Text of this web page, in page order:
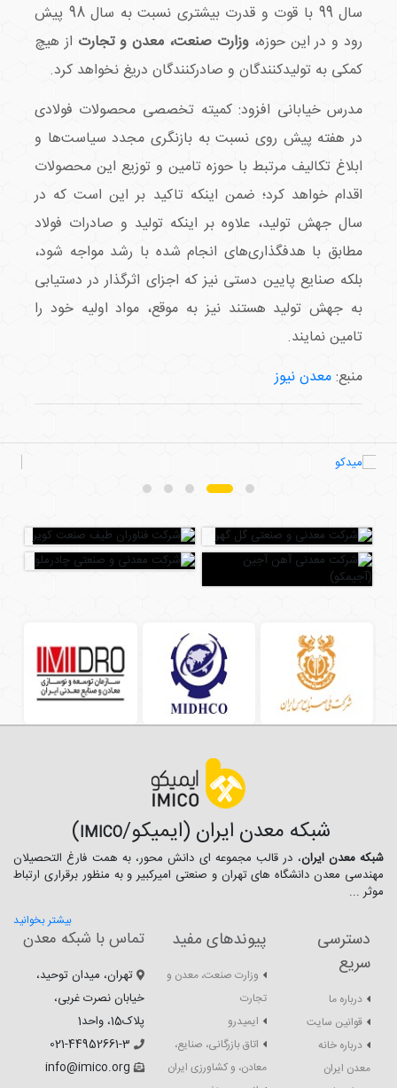
سال 99 با قوت و قدرت بیشتری نسبت به سال 98 پیش
رود و در این حوزه،وزارت صنعت، معدن و تجارت از هیچ
کمکی به تولیدکنندگان و صادرکنندگان دریغ نخواهد کرد.
مدرس خیابانی افزود: کمیته تخصصی محصولات فولادی
در هفته پیش روی نسبت به بازنگری مجدد سیاست‌ها و
ابلاغ تکالیف مرتبط با حوزه تامین و توزیع این محصولات
اقدام خواهد کرد؛ ضمن اینکه تاکید بر این است که در
سال جهش تولید، علاوه بر اینکه تولید و صادرات فولاد
مطابق با هدفگذاری‌های انجام شده با رشد مواجه شود،
بلکه صنایع پایین دستی نیز که اجزای اثرگذار در دستیابی
به جهش تولید هستند نیز به موقع، مواد اولیه خود را
تامین نمایند.
منبع:معدن نیوز
شبکه معدن ایران (ایمیکو/IMICO
)
شبکه معدن ایران، در قالب مجموعه ای دانش محور، به همت فارغ­ التحصیلان
مهندسی معدن دانشگاه ­های تهران و صنعتی امیرکبیر و به منظور برقراری ارتباط
موثر ...
بیشتر بخوانید
دسترسی
سریع
درباره ما
قوانین سایت
درباره خانه
معدن ایران
پیوندهای مفید
وزارت صنعت، معدن و
تجارت
ایمیدرو
اتاق بازرگانی، صنایع،
معادن، و کشاورزی ایران
تماس با شبکه معدن
تهران، میدان توحید،
خیابان نصرت غربی،
پلاک15، واحد1
021-44952661-3
info@imico.org